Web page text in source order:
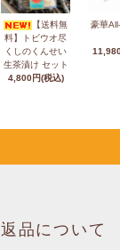
【送料無
料】トビウオ尽
くしのくんせい
生茶漬け セット
4,800円(税込)
豪華
返品について